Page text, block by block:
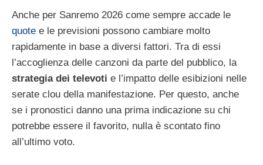
Anche per Sanremo 2026 come sempre accade le
quote e le previsioni possono cambiare molto
rapidamente in base a diversi fattori. Tra di essi
l’accoglienza delle canzoni da parte del pubblico, la
strategia dei televoti e l’impatto delle esibizioni nelle
serate clou della manifestazione. Per questo, anche
se i pronostici danno una prima indicazione su chi
potrebbe essere il favorito, nulla è scontato fino
all’ultimo voto.